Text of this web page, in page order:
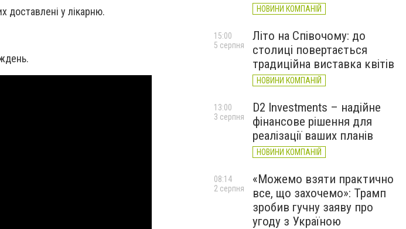
у лікарню.
НОВИНИ КОМПАНІЙ
Літо на Співочому: до
столиці повертається
традиційна виставка квітів
НОВИНИ КОМПАНІЙ
15:00
5 серпня
D2 Investments – надійне
фінансове рішення для
реалізації ваших планів
НОВИНИ КОМПАНІЙ
13:00
3 серпня
«Можемо взяти практично
все, що захочемо»: Трамп
зробив гучну заяву про
угоду з Україною
08:14
2 серпня